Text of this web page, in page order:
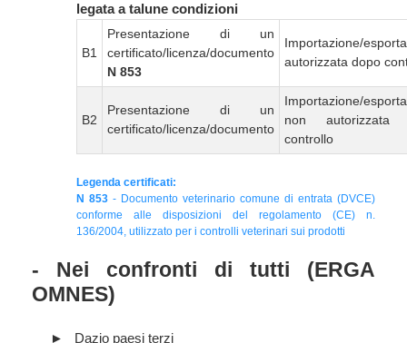
legata a talune condizioni
B1
Presentazione di un
certificato/licenza/documento
N 853
Importazione/
autorizzata dopo
B2
Presentazione di un
certificato/licenza/documento
Importazione/
non autorizzata
controllo
Legenda certificati:
N 853 - Documento veterinario comune di entrata (DVCE)
conforme alle disposizioni del regolamento (CE) n.
136/2004, utilizzato per i controlli veterinari sui prodotti
- Nei confronti di tutti (ERGA
OMNES)
Dazio paesi terzi